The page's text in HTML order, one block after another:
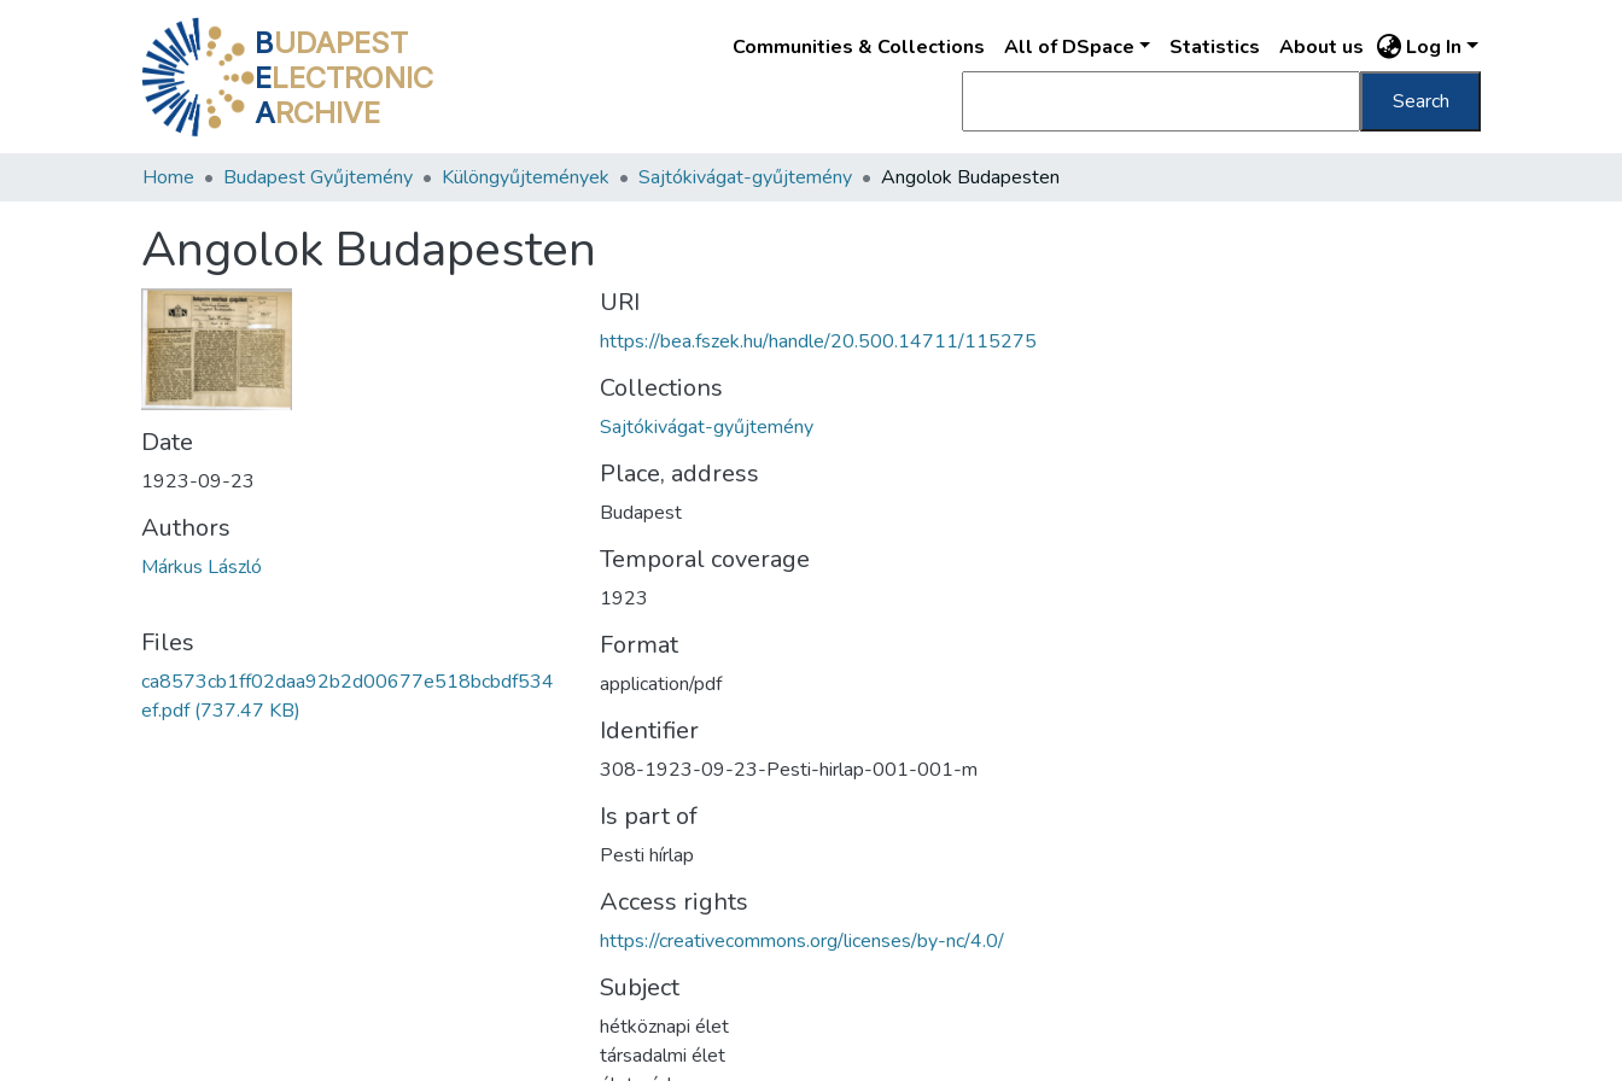
BUDAPEST
ELECTRONIC
ARCHIVE
Communities & Collections All of DSpace Statistics About us Log In
Search
Home Budapest Gyűjtemény Különgyűjtemények Sajtókivágat-gyűjtemény Angolok Budapesten
Angolok Budapesten
Date
1923-09-23
Authors
Márkus László
Files
ca8573cb1ff02daa92b2d00677e518bcbdf534
ef.pdf(737.47 KB)
URI
https://bea.fszek.hu/handle/20.500.14711/115275
Collections
Sajtókivágat-gyűjtemény
Place, address
Budapest
Temporal coverage
1923
Format
application/pdf
Identifier
308-1923-09-23-Pesti-hirlap-001-001-m
Is part of
Pesti hírlap
Access rights
https://creativecommons.org/licenses/by-nc/4.0/
Subject
hétköznapi élet
társadalmi élet